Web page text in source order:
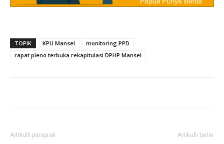
TOPIK KPU Mansel
monitoring PPD
rapat pleno terbuka rekapitulasi DPHP Mansel
Artikulli paraprak Artikulli tjetër